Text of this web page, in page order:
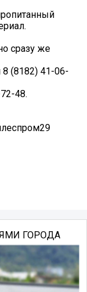
сразу же
(8182) 41-06-
48.
ГОРОДА